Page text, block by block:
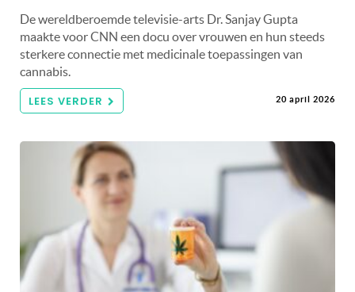
De wereldberoemde televisie-arts Dr. Sanjay Gupta
maakte voor CNN een docu over vrouwen en hun steeds
sterkere connectie met medicinale toepassingen van
cannabis.
LEES VERDER 20 april 2026